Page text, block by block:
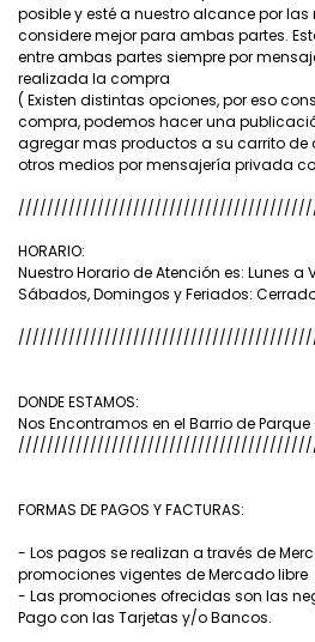
posible y esté a nuestro alcance por las
considere mejor para ambas partes.
entre ambas partes siempre por
realizada la compra
( Existen distintas opciones, por eso
compra, podemos hacer una
agregar mas productos a su carrito
otros medios por mensajería privada
HORARIO:
Nuestro Horario de Atención es: Lunes a
Sábados, Domingos y Feriados:
DONDE ESTAMOS:
Nos Encontramos en el Barrio de
FORMAS DE PAGOS Y FACTURAS:
- Los pagos se realizan a través de
promociones vigentes de Mercado libre
- Las promociones ofrecidas son las
Pago con las Tarjetas y/o Bancos.